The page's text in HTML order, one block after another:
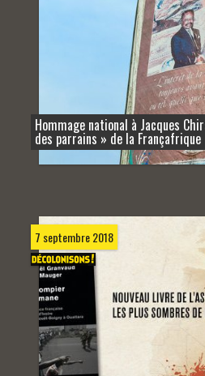
Hommage national à Jacques
des parrains » de la Françafrique
7 septembre 2018